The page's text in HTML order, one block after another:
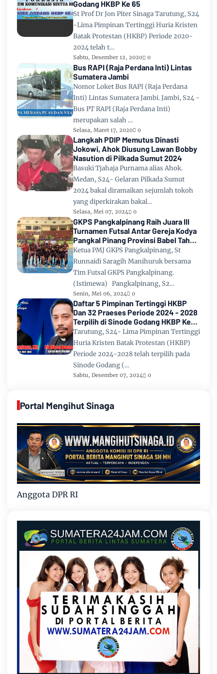
Godang HKBP Ke 65
St Prof Dr Jon Piter Sinaga Tarutung, S24
-Lima Pimpinan Tertinggi Huria Kristen
Batak Protestan (HKBP) Periode 2020-
2024 telah t…
Sabtu, Desember 12, 2020 0
Bus RAPI (Raja Perdana Inti) Lintas
Sumatera Jambi
Nomor Loket Bus RAPI (Raja Perdana
Inti) Lintas Sumatera Jambi. Jambi, S24 -
Bus PT RAPI (Raja Perdana Inti)
merupakan salah …
Selasa, Maret 17, 2020 0
Langkah PDIP Memutus Dinasti
Jokowi, Ahok Diusung Lawan Bobby
Nasution di Pilkada Sumut 2024
Basuki Tjahaja Purnama alias Ahok.
Medan, S24- Gelaran Pilkada Sumut
2024 bakal diramaikan sejumlah tokoh
yang diperkirakan bakal…
Selasa, Mei 07, 2024 0
GKPS Pangkalpinang Raih Juara III
Turnamen Futsal Antar Gereja Kodya
Pangkal Pinang Provinsi Babel Tahun
2024
Ketua PMJ GKPS Pangkalpinang, St
Runnaidi Saragih Manihuruk bersama
Tim Futsal GKPS Pangkalpinang.
(Istimewa) Pangkalpinang, S2…
Senin, Mei 06, 2024 0
Daftar 5 Pimpinan Tertinggi HKBP
Dan 32 Praeses Periode 2024 - 2028
Terpilih di Sinode Godang HKBP Ke
67 Tahun 2024
Tarutung, S24- Lima Pimpinan Tertinggi
Huria Kristen Batak Protestan (HKBP)
Periode 2024-2028 telah terpilih pada
Sinode Godang (…
Sabtu, Desember 07, 2024 0
Portal Mengihut Sinaga
Anggota DPR RI